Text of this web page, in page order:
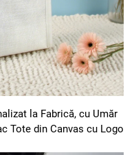
la Fabrică, cu Umăr
Tote din Canvas cu Logo